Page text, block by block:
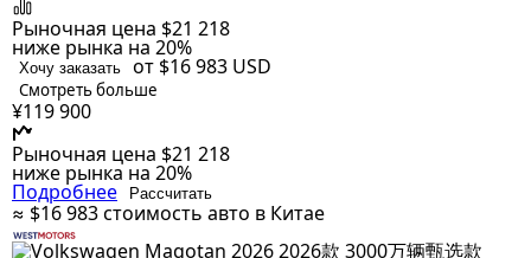
Рыночная цена $21 218
ниже рынка на 20%
Хочу заказать от $16 983 USD
Смотреть больше
¥119 900
Рыночная цена $21 218
ниже рынка на 20%
Подробнее Рассчитать
≈ $16 983стоимость авто в Китае